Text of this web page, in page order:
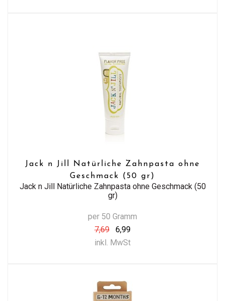
Jack n Jill Natürliche Zahnpasta ohne
Geschmack (50 gr)
Jack n Jill Natürliche Zahnpasta ohne Geschmack (50
gr)
per 50 Gramm
7,69
6,99
inkl. MwSt